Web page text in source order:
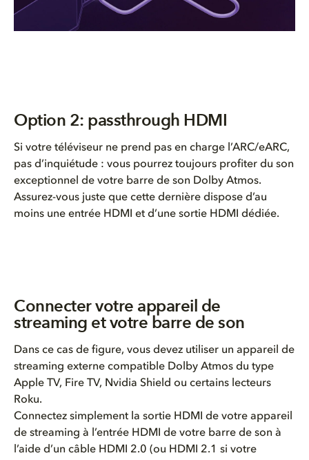
Option 2: passthrough HDMI
Si votre téléviseur ne prend pas en charge l’ARC/eARC,
pas d’inquiétude : vous pourrez toujours profiter du son
exceptionnel de votre barre de son Dolby Atmos.
Assurez-vous juste que cette dernière dispose d’au
moins une entrée HDMI et d’une sortie HDMI dédiée.
Connecter votre appareil de
streaming et votre barre de son
Dans ce cas de figure, vous devez utiliser un appareil de
streaming externe compatible Dolby Atmos du type
Apple TV, Fire TV, Nvidia Shield ou certains lecteurs
Roku.
Connectez simplement la sortie HDMI de votre appareil
de streaming à l’entrée HDMI de votre barre de son à
l’aide d’un câble HDMI 2.0 (ou HDMI 2.1 si votre